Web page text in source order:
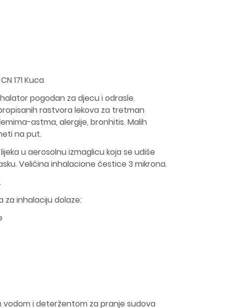
171 Kuca
pogodan za djecu i odrasle.
rastvora lekova za tretman
astma, alergije, bronhitis. Malih
na put.
u aerosolnu izmaglicu koja se udiše
Veličina inhalacione čestice 3 mikrona.
za inhalaciju dolaze:
i deteržentom za pranje sudova